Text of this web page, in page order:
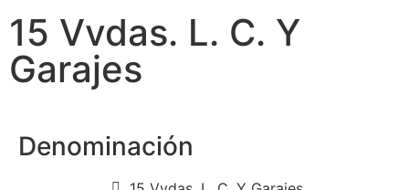
15 Vvdas. L. C. Y
Garajes
Denominación